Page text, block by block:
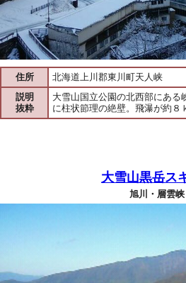
住所
北海道上川郡東川町天人峡
説明
抜粋
大雪山国立公園の北西部にある
に柱状節理の絶壁。飛瀑が約８
大雪山黒岳ス
旭川・層雲峡